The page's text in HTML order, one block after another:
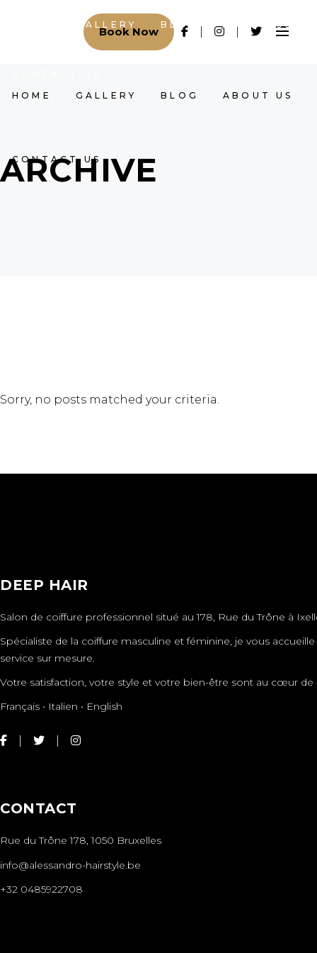
HOME GALLERY BLOG ABOUT US
CONTACT US
Book Now
GALLERY BLOG ABOUT US
ARCHIVE
Sorry, no posts matched your criteria.
DEEP HAIR
Salon de coiffure professionnel situé au 178, Rue du Trône à
Spécialiste de la coiffure masculine et féminine, je vous
service sur mesure.
Votre satisfaction, votre style et votre bien-être sont au cœur
Français • Italien • English
CONTACT
Rue du Trône 178, 1050 Bruxelles
info@alessandro-hairstyle.be
+32 0485922708